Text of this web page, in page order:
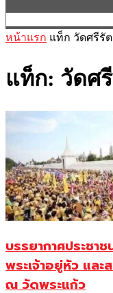
หน้าแรก แท็ก วัดศรีรั
แท็ก: วัดศ
บรรยากาศประชา
พระเจ้าอยู่หัว และ
ณ วัดพระแก้ว